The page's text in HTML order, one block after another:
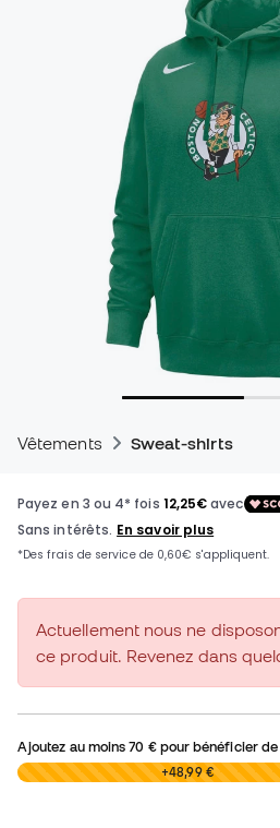
Vêtements Sweat-shirts
Actuellement nous ne
ce produit. Revenez dans
Ajoutez au moins70 €pour bénéficier de
0,00 € +48,99 €